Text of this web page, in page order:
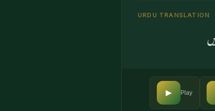
URDU TRANSLATION
▶ Play